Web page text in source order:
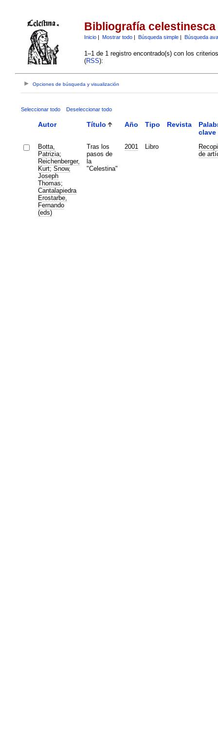
Bibliografía celestinesca
Inicio| Mostrar todo| Búsqueda simple| Búsqueda
1–1 de 1 registro encontrado(s) con los
(RSS):
Opciones de búsqueda y visualización
Seleccionar todo Deseleccionar todo
Autor Título Año Tipo Revista
clave
Botta,
Patrizia;
Reichenberger,
Kurt; Snow,
Joseph
Thomas;
Cantalapiedra
Erostarbe,
Fernando
(eds)
Tras los
pasos de
la
"Celestina"
2001 Libro
de